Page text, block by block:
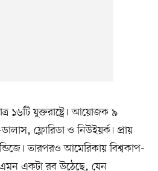
১৬টি যুক্তরাষ্ট্রে। আয়োজক ৯
ফ্লোরিডা ও নিউইয়র্ক। প্রায়
তারপরও আমেরিকায় বিশ্বকাপ-
একটা রব উঠেছে, যেন